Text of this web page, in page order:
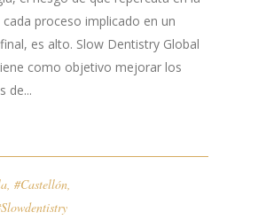
cada proceso implicado en un
es alto. Slow Dentistry Global
como objetivo mejorar los
de...
, #Castellón,